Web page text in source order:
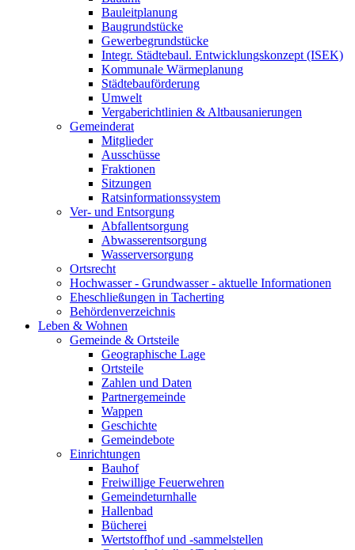
Bauleitplanung
Baugrundstücke
Gewerbegrundstücke
Integr. Städtebaul. Entwicklungskonzept (ISEK)
Kommunale Wärmeplanung
Städtebauförderung
Umwelt
Vergaberichtlinien & Altbausanierungen
Gemeinderat
Mitglieder
Ausschüsse
Fraktionen
Sitzungen
Ratsinformationssystem
Ver- und Entsorgung
Abfallentsorgung
Abwasserentsorgung
Wasserversorgung
Ortsrecht
Hochwasser - Grundwasser - aktuelle Informationen
Eheschließungen in Tacherting
Behördenverzeichnis
Leben & Wohnen
Gemeinde & Ortsteile
Geographische Lage
Ortsteile
Zahlen und Daten
Partnergemeinde
Wappen
Geschichte
Gemeindebote
Einrichtungen
Bauhof
Freiwillige Feuerwehren
Gemeindeturnhalle
Hallenbad
Bücherei
Wertstoffhof und -sammelstellen